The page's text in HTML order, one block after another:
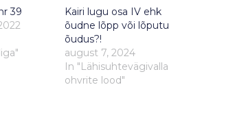
39
Kairi lugu osa IV ehk
õudne lõpp või lõputu
õudus?!
august 7, 2024
In "Lähisuhtevägivalla
ohvrite lood"